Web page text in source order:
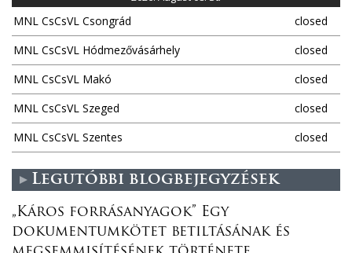
MNL CsCsVL Csongrád
closed
MNL CsCsVL Hódmezővásárhely
closed
MNL CsCsVL Makó
closed
MNL CsCsVL Szeged
closed
MNL CsCsVL Szentes
closed
Legutóbbi blogbejegyzések
„Káros forrásanyagok” Egy
dokumentumkötet betiltásának és